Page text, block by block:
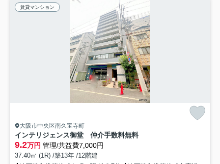
賃貸マンション
大阪市中央区南久宝寺町
インテリジェンス御堂 仲介手数料無料
9.2万円 管理/共益費7,000円
37.40㎡ (1R) /築13年 /12階建